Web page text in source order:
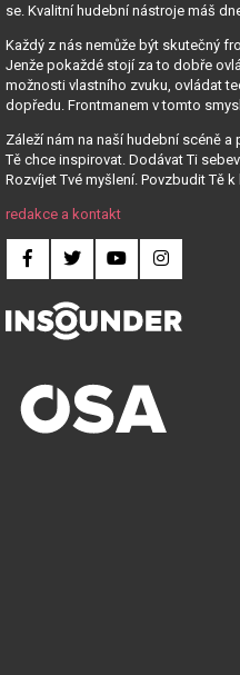
se. Kvalitní hudební nástroje máš
Každý z nás nemůže být skutečný
Jenže pokaždé stojí za to dobře
možnosti vlastního zvuku, ovládat
dopředu. Frontmanem v tomto
Záleží nám na naší hudební scéně
Tě chce inspirovat. Dodávat Ti
Rozvíjet Tvé myšlení. Povzbudit Tě k
redakce a kontakt